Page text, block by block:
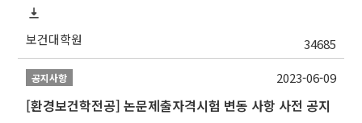
보건대학원 34685
공지사항
[환경보건학전공] 논문제출자격시험 변동 사항 사전 공지
2023-06-09